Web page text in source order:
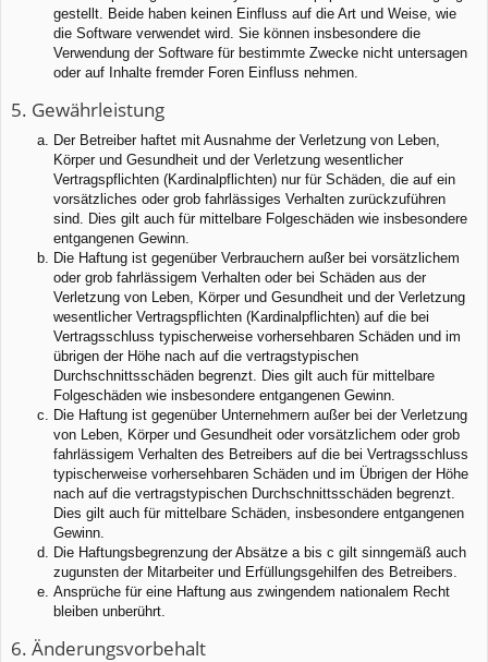
gestellt. Beide haben keinen Einfluss auf die Art und Weise, wie
die Software verwendet wird. Sie können insbesondere die
Verwendung der Software für bestimmte Zwecke nicht untersagen
oder auf Inhalte fremder Foren Einfluss nehmen.
5. Gewährleistung
Der Betreiber haftet mit Ausnahme der Verletzung von Leben,
Körper und Gesundheit und der Verletzung wesentlicher
Vertragspflichten (Kardinalpflichten) nur für Schäden, die auf ein
vorsätzliches oder grob fahrlässiges Verhalten zurückzuführen
sind. Dies gilt auch für mittelbare Folgeschäden wie insbesondere
entgangenen Gewinn.
Die Haftung ist gegenüber Verbrauchern außer bei vorsätzlichem
oder grob fahrlässigem Verhalten oder bei Schäden aus der
Verletzung von Leben, Körper und Gesundheit und der Verletzung
wesentlicher Vertragspflichten (Kardinalpflichten) auf die bei
Vertragsschluss typischerweise vorhersehbaren Schäden und im
übrigen der Höhe nach auf die vertragstypischen
Durchschnittsschäden begrenzt. Dies gilt auch für mittelbare
Folgeschäden wie insbesondere entgangenen Gewinn.
Die Haftung ist gegenüber Unternehmern außer bei der Verletzung
von Leben, Körper und Gesundheit oder vorsätzlichem oder grob
fahrlässigem Verhalten des Betreibers auf die bei Vertragsschluss
typischerweise vorhersehbaren Schäden und im Übrigen der Höhe
nach auf die vertragstypischen Durchschnittsschäden begrenzt.
Dies gilt auch für mittelbare Schäden, insbesondere entgangenen
Gewinn.
Die Haftungsbegrenzung der Absätze a bis c gilt sinngemäß auch
zugunsten der Mitarbeiter und Erfüllungsgehilfen des Betreibers.
Ansprüche für eine Haftung aus zwingendem nationalem Recht
bleiben unberührt.
6. Änderungsvorbehalt